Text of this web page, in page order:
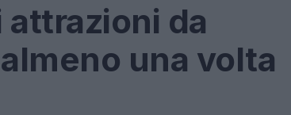
attrazioni da
una volta